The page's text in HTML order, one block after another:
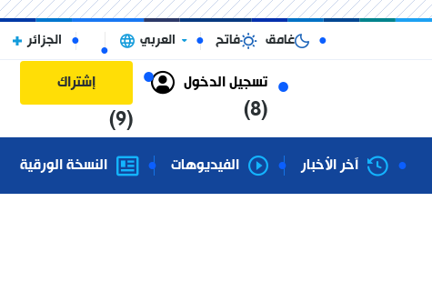
تسجيل الدخول
(8)
إشتراك
(9)
غامق فاتح العربي الجزائر
آخر الأخبار الفيديوهات النسخة الورقية